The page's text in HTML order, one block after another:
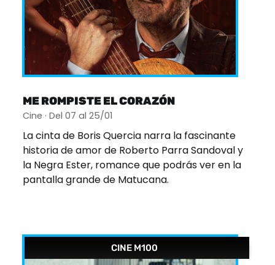
ME ROMPISTE EL CORAZÓN
Cine · Del 07 al 25/01
La cinta de Boris Quercia narra la fascinante
historia de amor de Roberto Parra Sandoval y
la Negra Ester, romance que podrás ver en la
pantalla grande de Matucana.
CINE M100